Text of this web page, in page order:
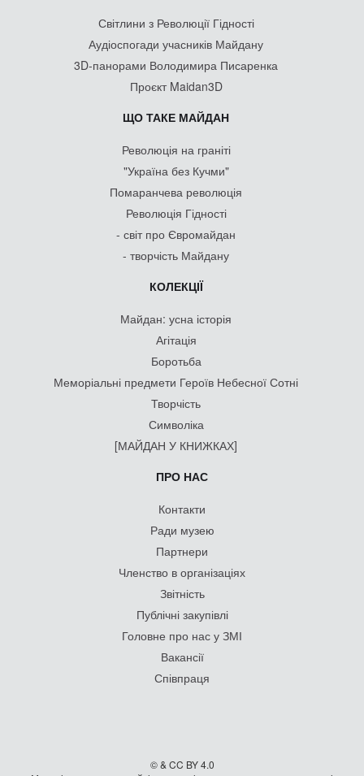
Світлини з Революції Гідності
Аудіоспогади учасників Майдану
3D-панорами Володимира Писаренка
Проєкт Maidan3D
ЩО ТАКЕ МАЙДАН
Революція на граніті
"Україна без Кучми"
Помаранчева революція
Революція Гідності
- світ про Євромайдан
- творчість Майдану
КОЛЕКЦІЇ
Майдан: усна історія
Агітація
Боротьба
Меморіальні предмети Героїв Небесної Сотні
Творчість
Символіка
[МАЙДАН У КНИЖКАХ]
ПРО НАС
Контакти
Ради музею
Партнери
Членство в організаціях
Звітність
Публічні закупівлі
Головне про нас у ЗМІ
Вакансії
Співпраця
© & CC BY 4.0